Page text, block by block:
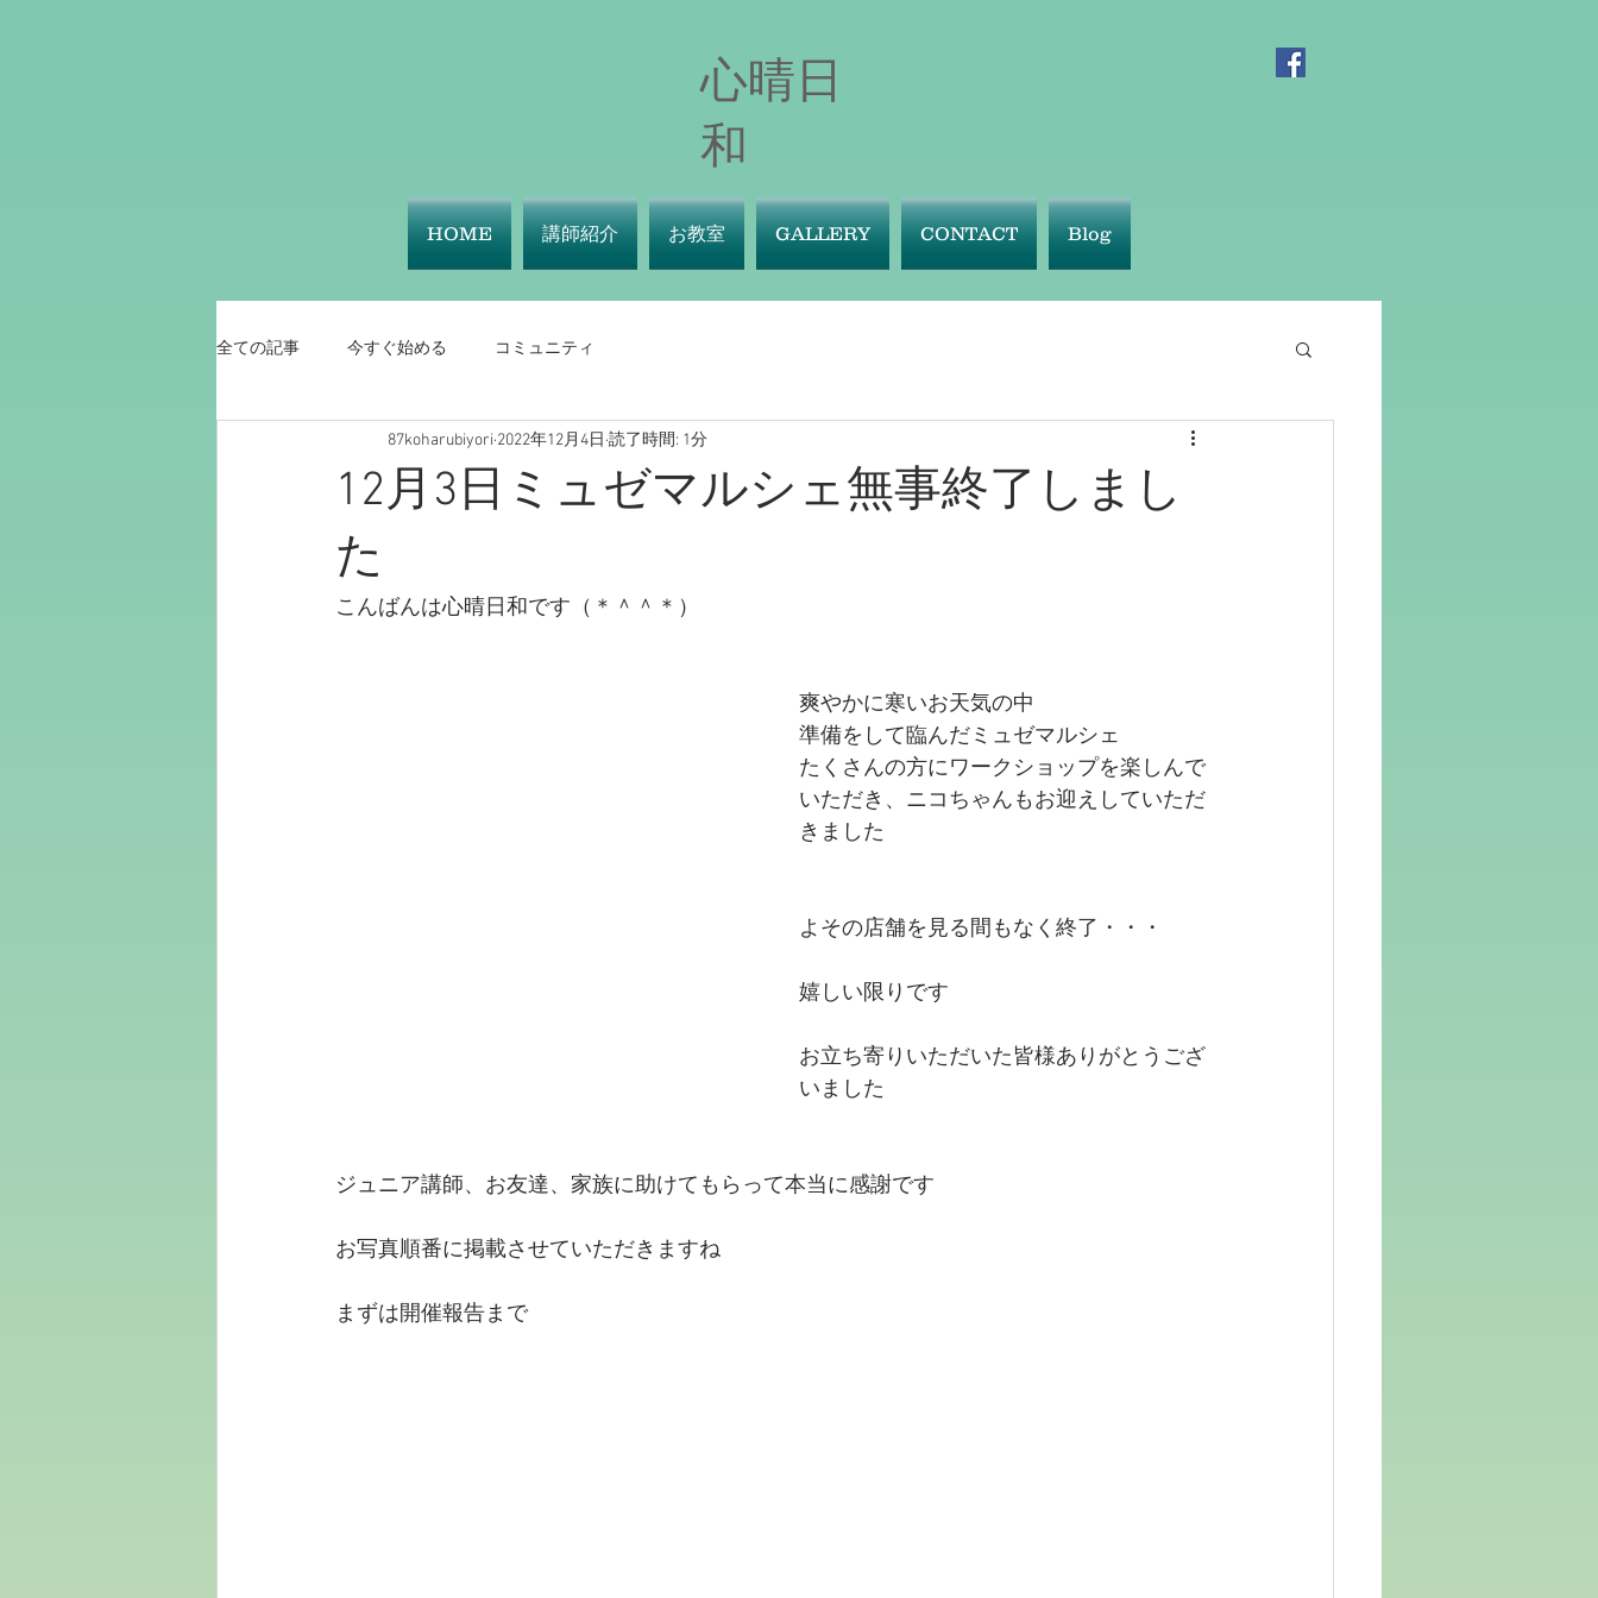
心晴日
和
HOME 講師紹介 お教室 GALLERY CONTACT Blog
全ての記事 今すぐ始める コミュニティ
12月3日ミュゼマルシェ無事終了しまし
た
87koharubiyori 2022年12月4日 読了時間: 1分
こんばんは心晴日和です（＊＾＾＊）
爽やかに寒いお天気の中
準備をして臨んだミュゼマルシェ
たくさんの方にワークショップを楽しんで
いただき、ニコちゃんもお迎えしていただ
きました
よその店舗を見る間もなく終了・・・
嬉しい限りです
お立ち寄りいただいた皆様ありがとうござ
いました
ジュニア講師、お友達、家族に助けてもらって本当に感謝です
お写真順番に掲載させていただきますね
まずは開催報告まで